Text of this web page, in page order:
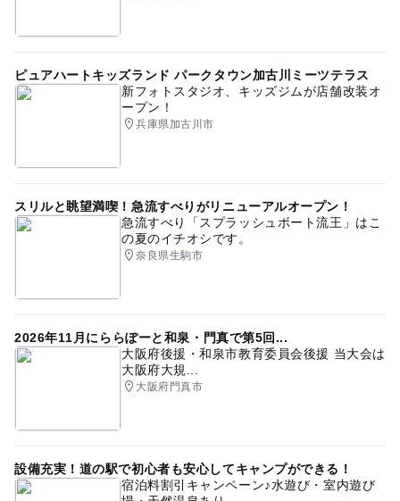
ピュアハートキッズランド パークタウン加古川ミーツテラス
新フォトスタジオ、キッズジムが店舗改装オ
ープン！
兵庫県加古川市
スリルと眺望満喫！急流すべりがリニューアルオープン！
急流すべり「スプラッシュボート流王」はこ
の夏のイチオシです。
奈良県生駒市
2026年11月にららぽーと和泉・門真で第5回...
大阪府後援・和泉市教育委員会後援 当大会は
大阪府大規...
大阪府門真市
設備充実！道の駅で初心者も安心してキャンプができる！
宿泊料割引キャンペーン♪水遊び・室内遊び